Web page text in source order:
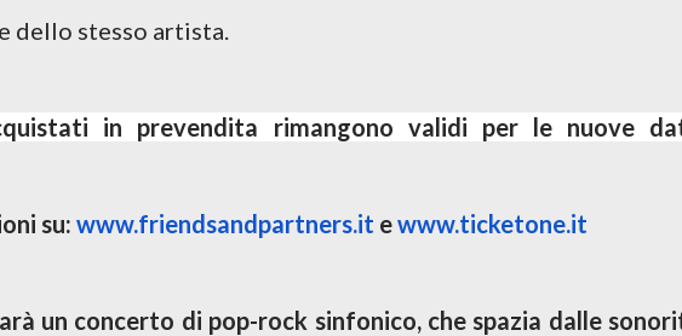
dello stesso artista.
in prevendita rimangono validi per le nuove
su: www.friendsandpartners.it ewww.ticketone.it
un concerto di pop-rock sinfonico, che spazia dalle